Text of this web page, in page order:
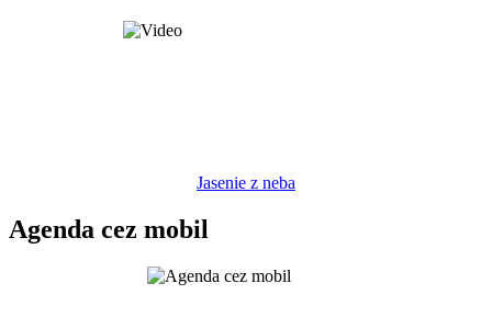
Jasenie z neba
Agenda cez mobil